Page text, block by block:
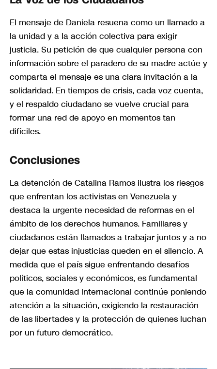
El mensaje de Daniela resuena como un llamado a
la unidad y a la acción colectiva para exigir
justicia. Su petición de que cualquier persona con
información sobre el paradero de su madre actúe y
comparta el mensaje es una clara invitación a la
solidaridad. En tiempos de crisis, cada voz cuenta,
y el respaldo ciudadano se vuelve crucial para
formar una red de apoyo en momentos tan
difíciles.
Conclusiones
La detención de Catalina Ramos ilustra los riesgos
que enfrentan los activistas en Venezuela y
destaca la urgente necesidad de reformas en el
ámbito de los derechos humanos. Familiares y
ciudadanos están llamados a trabajar juntos y a no
dejar que estas injusticias queden en el silencio. A
medida que el país sigue enfrentando desafíos
políticos, sociales y económicos, es fundamental
que la comunidad internacional continúe poniendo
atención a la situación, exigiendo la restauración
de las libertades y la protección de quienes luchan
por un futuro democrático.